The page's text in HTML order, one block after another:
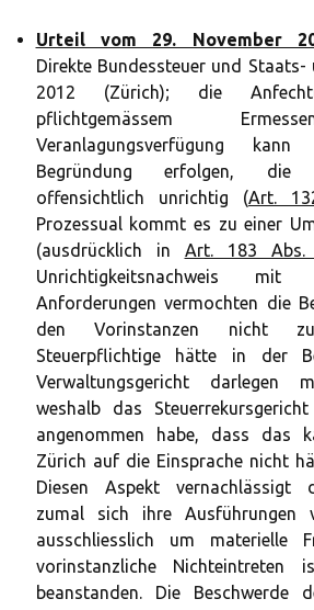
Urteil vom 29. November
Direkte Bundessteuer und Staats-
2012 (Zürich); die
pflichtgemässem
Veranlagungsverfügung
Begründung erfolgen, die
offensichtlich unrichtig (Art.
Prozessual kommt es zu einer
(ausdrücklich in Art. 183 Abs.
Unrichtigkeitsnachweis mit
Anforderungen vermochten die
den Vorinstanzen nicht
Steuerpflichtige hätte in der
Verwaltungsgericht darlegen
weshalb das
angenommen habe, dass das
Zürich auf die Einsprache nicht
Diesen Aspekt vernachlässigt
zumal sich ihre Ausführungen
ausschliesslich um materielle
vorinstanzliche
beanstanden. Die Beschwerde